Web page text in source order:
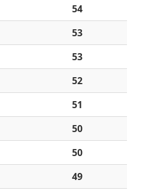
54
53
53
52
51
50
50
49